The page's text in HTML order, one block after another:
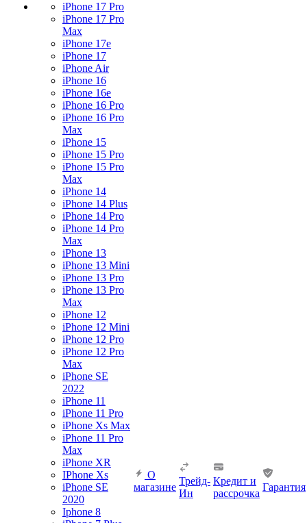
iPhone 17 Pro
iPhone 17 Pro
Max
iPhone 17e
iPhone 17
iPhone Air
iPhone 16
iPhone 16e
iPhone 16 Pro
iPhone 16 Pro
Max
iPhone 15
iPhone 15 Pro
iPhone 15 Pro
Max
iPhone 14
iPhone 14 Plus
iPhone 14 Pro
iPhone 14 Pro
Max
iPhone 13
iPhone 13 Mini
iPhone 13 Pro
iPhone 13 Pro
Max
iPhone 12
iPhone 12 Mini
iPhone 12 Pro
iPhone 12 Pro
Max
iPhone SE
2022
iPhone 11
iPhone 11 Pro
iPhone Xs Max
iPhone 11 Pro
Max
iPhone XR
IPhone Xs
iPhone SE
2020
Iphone 8
О
магазине
Трейд-
Ин
Кредит и
рассрочка
Гарантия